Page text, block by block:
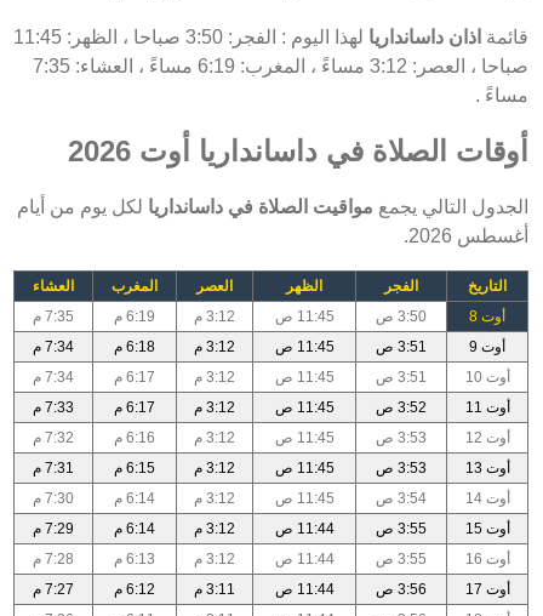
قائمة اذان داسانداريا
لهذا اليوم : الفجر: 3:50 صباحا ، الظهر: 11:45
صباحا ، العصر: 3:12 مساءً ، المغرب: 6:19 مساءً ، العشاء: 7:35
مساءً .
أوقات الصلاة في داسانداريا أوت 2026
الجدول التالي يجمع مواقيت الصلاة في داسانداريا لكل يوم من أيام
أغسطس 2026.
التاريخ الفجر الظهر العصر المغرب
العشاء
أوت 8
3:50 ص 11:45 ص 3:12 م 6:19 م
7:35 م
أوت 9
3:51 ص 11:45 ص 3:12 م 6:18 م
7:34 م
أوت 10
3:51 ص 11:45 ص 3:12 م 6:17 م
7:34 م
أوت 11
3:52 ص 11:45 ص 3:12 م 6:17 م
7:33 م
أوت 12
3:53 ص 11:45 ص 3:12 م 6:16 م
7:32 م
أوت 13
3:53 ص 11:45 ص 3:12 م 6:15 م
7:31 م
أوت 14
3:54 ص 11:45 ص 3:12 م 6:14 م
7:30 م
أوت 15
3:55 ص 11:44 ص 3:12 م 6:14 م
7:29 م
أوت 16
3:55 ص 11:44 ص 3:12 م 6:13 م
7:28 م
أوت 17
3:56 ص 11:44 ص 3:11 م 6:12 م
7:27 م